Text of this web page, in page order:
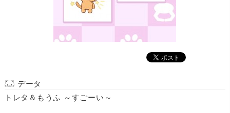
データ
トレタ＆もうふ ～すごーい～